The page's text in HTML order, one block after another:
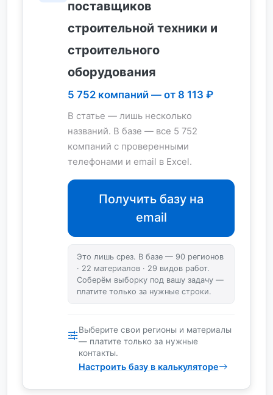
поставщиков
строительной техники и
строительного
оборудования
5 752 компаний — от 8 113 ₽
В статье — лишь несколько
названий. В базе — все 5 752
компаний с проверенными
телефонами и email в Excel.
Получить базу на
email
Это лишь срез. В базе — 90 регионов
· 22 материалов · 29 видов работ.
Соберём выборку под вашу задачу —
платите только за нужные строки.
Выберите свои регионы и материалы
— платите только за нужные
контакты.
Настроить базу в калькуляторе